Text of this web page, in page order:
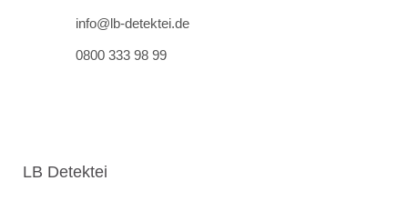
info@lb-detektei.de
0800 333 98 99
LB Detektei